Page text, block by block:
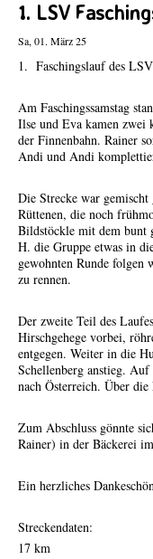
1. LSV
Sa, 01. März 25
1. Faschingslauf des LSV
Am Faschingssamstag
Ilse und Eva kamen zwei
der Finnenbahn. Rainer
Andi und Andi
Die Strecke war
Rüttenen, die noch
Bildstöckle mit dem bunt
H. die Gruppe etwas in
gewohnten Runde folgen
zu rennen.
Der zweite Teil des
Hirschgehege vorbei,
entgegen. Weiter in die
Schellenberg anstieg. Auf
nach Österreich. Über
Zum Abschluss gönnte
Rainer) in der Bäckerei
Ein herzliches
Streckendaten:
17 km